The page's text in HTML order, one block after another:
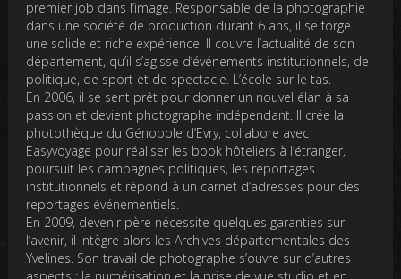
premier job dans l’image. Responsable de la photographie
dans une société de production durant 6 ans, il se forge
une solide et riche expérience. Il couvre l’actualité de son
département, qu’il s’agisse d’événements institutionnels, de
politique, de sport et de spectacle. L’école sur le tas.
En 2006, il se sent prêt pour donner un nouvel élan à sa
passion et devient photographe indépendant. Il crée la
photothèque du Génopole d’Evry, collabore avec
Easyvoyage pour réaliser les book hôteliers à l’étranger,
poursuit les campagnes politiques, les reportages
institutionnels et répond à un carnet d’adresses pour des
reportages événementiels.
En 2009, devenir père nécessite quelques garanties sur
l’avenir, il intègre alors les Archives départementales des
Yvelines. Son travail de photographe s’ouvre sur d’autres